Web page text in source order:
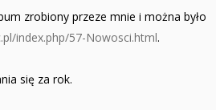
zrobiony przeze mnie i można było
index.php/57-Nowosci.html.
się za rok.